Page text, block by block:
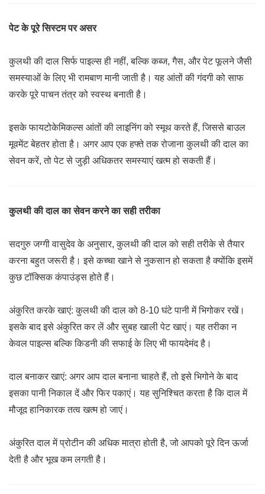
पेट के पूरे सिस्टम पर असर
कुलथी की दाल सिर्फ पाइल्स ही नहीं, बल्कि कब्ज, गैस, और पेट फूलने जैसी
समस्याओं के लिए भी रामबाण मानी जाती है। यह आंतों की गंदगी को साफ
करके पूरे पाचन तंत्र को स्वस्थ बनाती है।
इसके फायटोकेमिकल्स आंतों की लाइनिंग को स्मूथ करते हैं, जिससे बाउल
मूवमेंट बेहतर होता है। अगर आप एक हफ्ते तक रोजाना कुलथी की दाल का
सेवन करें, तो पेट से जुड़ी अधिकतर समस्याएं खत्म हो सकती हैं।
कुलथी की दाल का सेवन करने का सही तरीका
सदगुरु जग्गी वासुदेव के अनुसार, कुलथी की दाल को सही तरीके से तैयार
करना बहुत जरूरी है। इसे कच्चा खाने से नुकसान हो सकता है क्योंकि इसमें
कुछ टॉक्सिक कंपाउंड्स होते हैं।
अंकुरित करके खाएं: कुलथी की दाल को 8-10 घंटे पानी में भिगोकर रखें।
इसके बाद इसे अंकुरित कर लें और सुबह खाली पेट खाएं। यह तरीका न
केवल पाइल्स बल्कि किडनी की सफाई के लिए भी फायदेमंद है।
दाल बनाकर खाएं: अगर आप दाल बनाना चाहते हैं, तो इसे भिगोने के बाद
इसका पानी निकाल दें और फिर पकाएं। यह सुनिश्चित करता है कि दाल में
मौजूद हानिकारक तत्व खत्म हो जाएं।
अंकुरित दाल में प्रोटीन की अधिक मात्रा होती है, जो आपको पूरे दिन ऊर्जा
देती है और भूख कम लगती है।